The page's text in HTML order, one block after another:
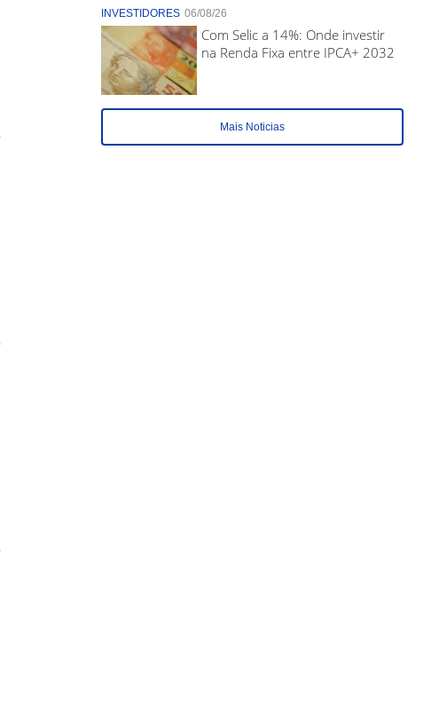
INVESTIDORES 06/08/26
Com Selic a 14%: Onde investir
na Renda Fixa entre IPCA+ 2032
Mais Noticias